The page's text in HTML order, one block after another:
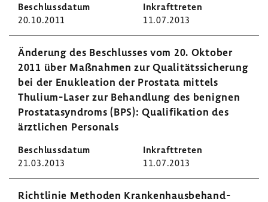
20.10.2011 11.07.2013
Ände­rung des Beschlusses vom 20. Oktober
2011 über Maßnahmen zur Quali­täts­si­che­rung
bei der Enuklea­tion der Prostata mittels
Thulium-​Laser zur Behand­lung des benignen
Prosta­ta­syn­droms (BPS): Quali­fi­ka­tion des
ärzt­li­chen Perso­nals
21.03.2013 11.07.2013
Richt­linie Methoden Kran­ken­haus­be­hand­